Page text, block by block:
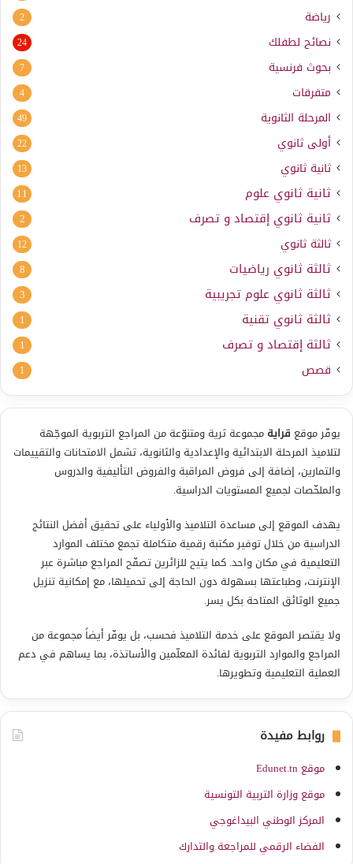
رياضة 2
نصائح لطفلك 24
بحوث فرنسية 7
متفرقات 4
المرحلة الثانوية 49
أولى ثانوي 22
ثانية ثانوي 13
ثانية ثانوي علوم 11
ثانية ثانوي إقتصاد و تصرف 2
ثالثة ثانوي 12
ثالثة ثانوي رياضيات 8
ثالثة ثانوي علوم تجريبية 3
ثالثة ثانوي تقنية 1
ثالثة إقتصاد و تصرف 1
قصص 1
يوفّر موقع قرايةمجموعة ثرية ومتنوّعة من المراجع التربوية الموجّهة
لتلاميذ المرحلة الابتدائية والإعدادية والثانوية، تشمل الامتحانات والتقييمات
والتمارين، إضافة إلى فروض المراقبة والفروض التأليفية والدروس
والملخّصات لجميع المستويات الدراسية.
يهدف الموقع إلى مساعدة التلاميذ والأولياء على تحقيق أفضل النتائج
الدراسية من خلال توفير مكتبة رقمية متكاملة تجمع مختلف الموارد
التعليمية في مكان واحد. كما يتيح للزائرين تصفّح المراجع مباشرة عبر
الإنترنت، وطباعتها بسهولة دون الحاجة إلى تحميلها، مع إمكانية تنزيل
جميع الوثائق المتاحة بكل يسر.
ولا يقتصر الموقع على خدمة التلاميذ فحسب، بل يوفّر أيضاً مجموعة من
المراجع والموارد التربوية لفائدة المعلّمين والأساتذة، بما يساهم في دعم
العملية التعليمية وتطويرها.
روابط مفيدة
موقع Edunet.tn
موقع وزارة التربية التونسية
المركز الوطني البيداغوجي
الفضاء الرقمي للمراجعة والتدارك